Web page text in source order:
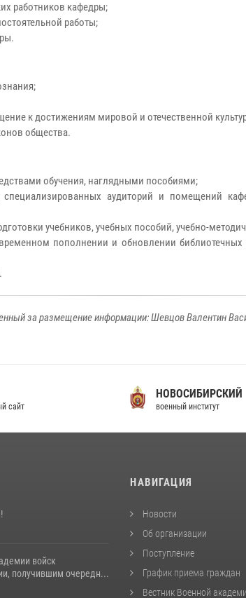
работников кафедры;
работы;
к достижениям мировой и отечественной
общества.
обучения, наглядными пособиями;
аудиторий и помещений
учебников, учебных пособий, учебно-
пополнении и обновлении
за размещение информации: Шевцов Валентин
сайт
НОВОСИБИРСКИЙ
военный институт
войск
получившим очередн...
НАВИГАЦИЯ
Новости
Об организации
Поступление
График приема граждан
Вестник Военной